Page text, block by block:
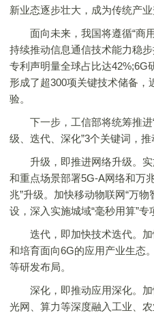
新业态逐步壮大，成为传统产业
面向未来，我国将遵循“商用
持续推动信息通信技术能力稳
专利声明量全球占比达42%;6G
形成了超300项关键技术储备
验。
下一步，工信部将统筹推进“
级、迭代、深化”3个关键词，
升级，即推进网络升级。实
和重点场景部署5G-A网络和万
兆”升级。加快移动物联网“万
设，深入实施城域“毫秒用算”专
迭代，即加快技术迭代。加
和培育面向6G的应用产业生态
等研发布局。
深化，即推动应用深化。加
光网、算力等深度融入工业、